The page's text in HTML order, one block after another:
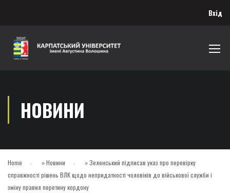
Вхід
НОВИНИ
Home »Новини »Зеленський підписав указ про перевірку
справжності рішень ВЛК щодо непридатності чоловіків до військової служби і
зміну правил перетину кордону